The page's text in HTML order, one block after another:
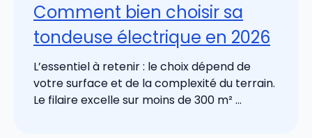
Comment bien choisir sa
tondeuse électrique en 2026
L’essentiel à retenir : le choix dépend de
votre surface et de la complexité du terrain.
Le filaire excelle sur moins de 300 m² ...